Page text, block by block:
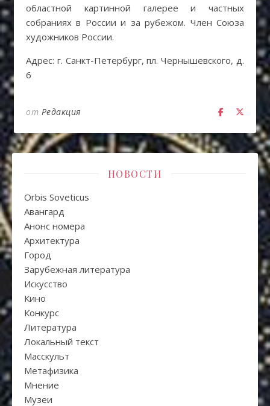
областной картинной галерее и частных
собраниях в России и за рубежом. Член Союза
художников России.
Адрес: г. Санкт-Петербург, пл. Чернышевского, д.
6
от Редакция
НОВОСТИ
Orbis Soveticus
Авангард
Анонс номера
Архитектура
Город
Зарубежная литература
Искуcство
Кино
Конкурс
Литература
Локальный текст
Масскульт
Метафизика
Мнение
Музеи